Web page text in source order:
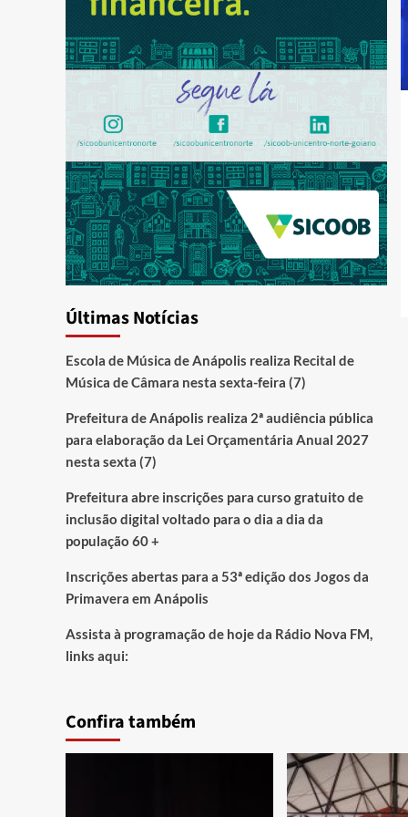
Últimas Notícias
Escola de Música de Anápolis realiza Recital de
Música de Câmara nesta sexta-feira (7)
Prefeitura de Anápolis realiza 2ª audiência pública
para elaboração da Lei Orçamentária Anual 2027
nesta sexta (7)
Prefeitura abre inscrições para curso gratuito de
inclusão digital voltado para o dia a dia da
população 60 +
Inscrições abertas para a 53ª edição dos Jogos da
Primavera em Anápolis
Assista à programação de hoje da Rádio Nova FM,
links aqui:
Confira também